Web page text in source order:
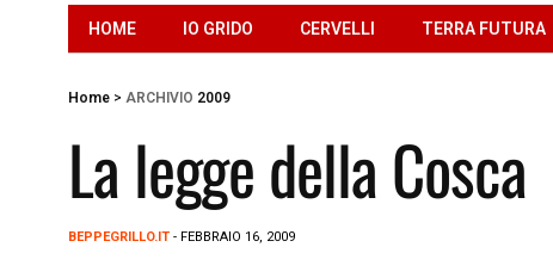
HOME IO GRIDO CERVELLI TERRA FUTURA
Home > ARCHIVIO 2009
La legge della Cosca
BEPPEGRILLO.IT - FEBBRAIO 16, 2009